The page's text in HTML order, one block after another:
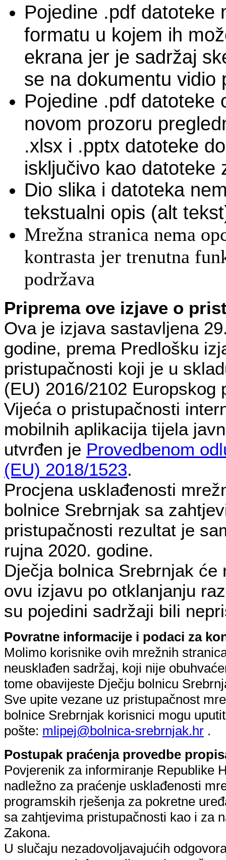
Pojedine .pdf datoteke
formatu u kojem ih
ekrana jer je sadržaj
se na dokumentu vidio
Pojedine .pdf datoteke
novom prozoru
.xlsx i .pptx datoteke
isključivo kao datoteke
Dio slika i datoteka
tekstualni opis (alt
Mrežna stranica nema
kontrasta jer trenutna
podržava
Priprema ove izjave o
Ova je izjava sastavljena
godine, prema Predlošku
pristupačnosti koji je u
(EU) 2016/2102 Europskog
Vijeća o pristupačnosti
mobilnih aplikacija tijela
utvrđen je Provedbenom
(EU) 2018/1523.
Procjena usklađenosti
bolnice Srebrnjak sa
pristupačnosti rezultat je
rujna 2020. godine.
Dječja bolnica Srebrnjak će
ovu izjavu po otklanjanju
su pojedini sadržaji bili
Povratne informacije i podaci za
Molimo korisnike ovih mrežnih
neusklađen sadržaj, koji nije
tome obavijeste Dječju bolnicu
Sve upite vezane uz pristupačnost
bolnice Srebrnjak korisnici mogu
pošte: mlipej@bolnica-srebrnjak.hr .
Postupak praćenja provedbe
Povjerenik za informiranje Republike
nadležno za praćenje usklađenosti
programskih rješenja za pokretne
sa zahtjevima pristupačnosti kao i za
Zakona.
U slučaju nezadovoljavajućih